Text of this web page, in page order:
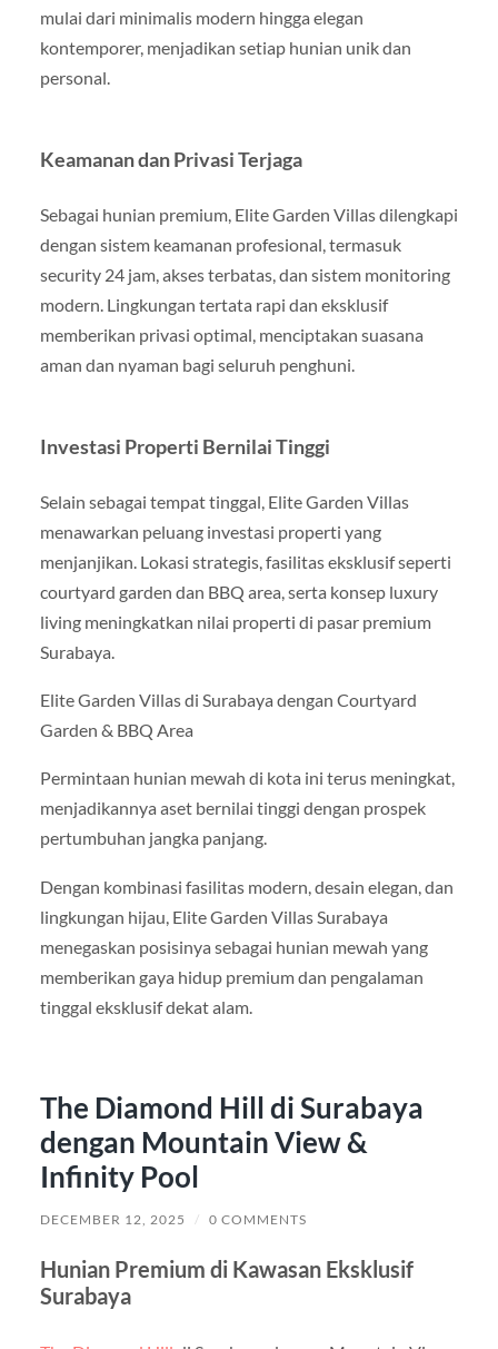
mulai dari minimalis modern hingga elegan
kontemporer, menjadikan setiap hunian unik dan
personal.
Keamanan dan Privasi Terjaga
Sebagai hunian premium, Elite Garden Villas dilengkapi
dengan sistem keamanan profesional, termasuk
security 24 jam, akses terbatas, dan sistem monitoring
modern. Lingkungan tertata rapi dan eksklusif
memberikan privasi optimal, menciptakan suasana
aman dan nyaman bagi seluruh penghuni.
Investasi Properti Bernilai Tinggi
Selain sebagai tempat tinggal, Elite Garden Villas
menawarkan peluang investasi properti yang
menjanjikan. Lokasi strategis, fasilitas eksklusif seperti
courtyard garden dan BBQ area, serta konsep luxury
living meningkatkan nilai properti di pasar premium
Surabaya.
Elite Garden Villas di Surabaya dengan Courtyard
Garden & BBQ Area
Permintaan hunian mewah di kota ini terus meningkat,
menjadikannya aset bernilai tinggi dengan prospek
pertumbuhan jangka panjang.
Dengan kombinasi fasilitas modern, desain elegan, dan
lingkungan hijau, Elite Garden Villas Surabaya
menegaskan posisinya sebagai hunian mewah yang
memberikan gaya hidup premium dan pengalaman
tinggal eksklusif dekat alam.
The Diamond Hill di Surabaya
dengan Mountain View &
Infinity Pool
DECEMBER 12, 2025 / 0 COMMENTS
Hunian Premium di Kawasan Eksklusif
Surabaya